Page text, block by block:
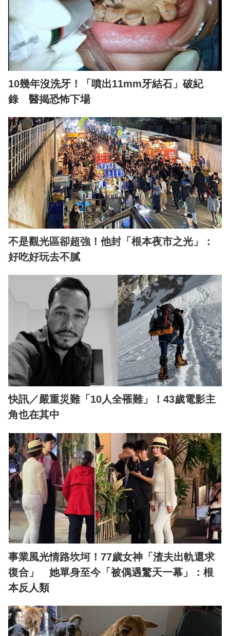
10幾年沒洗牙！「噴出11mm牙結石」破紀
錄 醫揭恐怖下場
不是觀光區卻超強！他封「根本夜市之光」：
好吃好玩去不膩
快訊／嚴重災難「10人全罹難」！43歲電影主
角也在其中
事業風光情路坎坷！77歲女神「渣夫出軌還求
復合」 她單身至今「被偶遇驚天一幕」：根
本反人類